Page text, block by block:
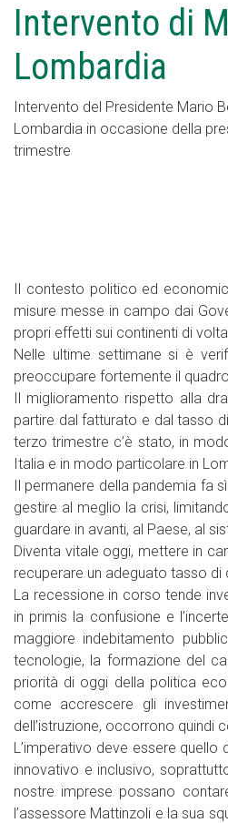
Intervento di
Lombardia
Intervento del Presidente Mario
Lombardia in occasione della
trimestre
Il contesto politico ed
misure messe in campo dai
propri effetti sui continenti di
Nelle ultime settimane si è
preoccupare fortemente il
Il miglioramento rispetto alla
partire dal fatturato e dal tasso
terzo trimestre c’è stato, in
Italia e in modo particolare in
Il permanere della pandemia fa
gestire al meglio la crisi,
guardare in avanti, al Paese, al
Diventa vitale oggi, mettere in
recuperare un adeguato tasso di
La recessione in corso tende
in primis la confusione e
maggiore indebitamento
tecnologie, la formazione del
priorità di oggi della politica
come accrescere gli
dell’istruzione, occorrono quindi
L’imperativo deve essere
innovativo e inclusivo,
nostre imprese possano
l’assessore Mattinzoli e la sua